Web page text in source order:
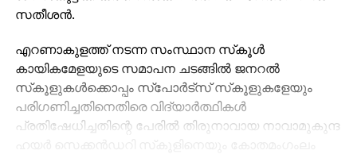
സതീശന്‍.
എറണാകുളത്ത് നടന്ന സംസ്ഥാന സ്‌കൂള്‍
കായികമേളയുടെ സമാപന ചടങ്ങില്‍ ജനറല്‍
സ്‌കൂളുകള്‍ക്കൊപ്പം സ്‌പോര്‍ട്‌സ് സ്‌കൂളുകളേയും
പരിഗണിച്ചതിനെതിരെ വിദ്യാര്‍ത്ഥികള്‍
പ്രതിഷേധിച്ചതിന്റെ പേരില്‍ തിരുനാവായ നാവാമുകുന്ദ